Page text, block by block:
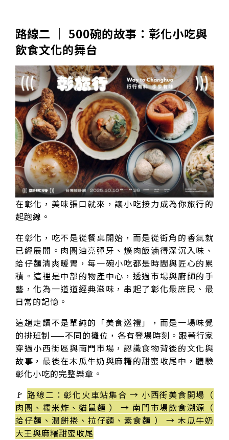
路線二 │ 500碗的故事：彰化小吃與
飲食文化的舞台
在彰化，美味張口就來，讓小吃接力成為你旅行的
起跑線。
在彰化，吃不是從餐桌開始，而是從街角的香氣就
已經展開。肉圓油亮彈牙、爌肉飯滷得深沉入味、
蛤仔麵清爽暖胃，每一碗小吃都是時間與匠心的累
積。這裡是中部的物產中心，透過市場與廚師的手
藝，化為一道道經典滋味，串起了彰化最庶民、最
日常的記憶。
這趟走讀不是單純的「美食巡禮」，而是一場味覺
的排班制——不同的攤位，各有登場時刻。跟著行家
穿過小西街區與南門市場，認識食物背後的文化與
故事，最後在木瓜牛奶與麻糬的甜蜜收尾中，體驗
彰化小吃的完整樂章。
🚩路線二：彰化火車站集合 → 小西街美食開場（
肉圓、糯米炸、貓鼠麵 ） → 南門市場飲食溯源（
蛤仔麵、潤餅捲、拉仔麵、素食麵 ） → 木瓜牛奶
大王與麻糬甜蜜收尾